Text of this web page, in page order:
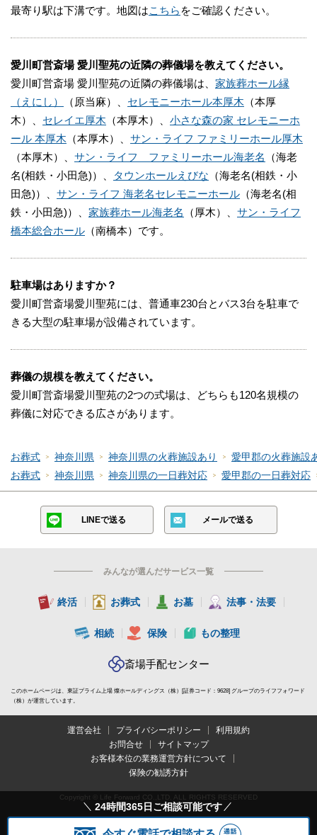
最寄り駅は下溝です。地図はこちら をご確認ください。
愛川町営斎場 愛川聖苑の近隣の葬儀場を教えてください。
愛川町営斎場 愛川聖苑の近隣の葬儀場は、 家族葬ホール縁
（えにし）
（原当麻）、 セレモニーホール本厚木 （本厚
木）、 セレイエ厚木 （本厚木）、 小さな森の家 セレモニーホ
ール 本厚木 （本厚木）、 サン・ライフ ファミリーホール厚木
（本厚木）、 サン・ライフ ファミリーホール海老名
（海老
名(相鉄・小田急)）、
タウンホールえびな （海老名(相鉄・小
田急)）、 サン・ライフ 海老名セレモニーホール （海老名(相
鉄・小田急)）、 家族葬ホール海老名 （厚木）、 サン・ライフ
橋本総合ホール （南橋本）です。
駐車場はありますか？
愛川町営斎場愛川聖苑には、普通車230台とバス3台を駐車で
きる大型の駐車場が設備されています。
葬儀の規模を教えてください。
愛川町営斎場愛川聖苑の2つの式場は、どちらも120名規模の
葬儀に対応できる広さがあります。
お葬式 神奈川県 神奈川県の火葬施設あり
愛甲郡の火葬施設
お葬式
神奈川県 神奈川県の一日葬対応 愛甲郡の一日葬対応
24時間365日ご相談可能です
LINEで送る メールで送る
みんなが選んだサービス一覧
終活 お葬式 お墓 法事・法要
相続 保険 もの整理
斎場手配センター
このホームページは、東証プライム上場 燦ホールディングス（株）[証券コード：9628] グループのライフフォワード
（株）が運営しています。
運営会社 プライバシーポリシー
利用規約
お問合せ
サイトマップ
お客様本位の業務運営方針について
保険の勧誘方針
Copyright © Life Forward CO.,LTD. ALL RIGHTS RESERVED